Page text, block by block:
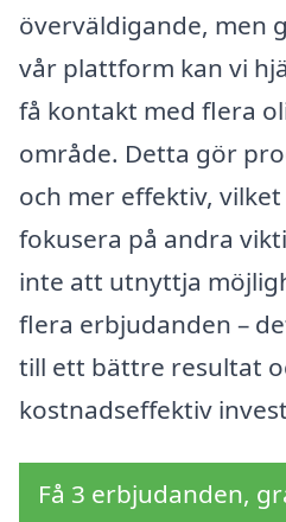
överväldigande, men
vår plattform kan vi
få kontakt med flera
område. Detta gör
och mer effektiv,
fokusera på andra
inte att utnyttja
flera erbjudanden –
till ett bättre resultat
kostnadseffektiv
Få 3 erbjudanden,